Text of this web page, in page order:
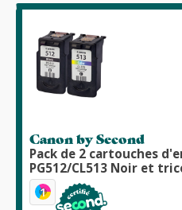
Canon by Second
Pack de 2 cartouches
PG512/CL513 Noir et
1